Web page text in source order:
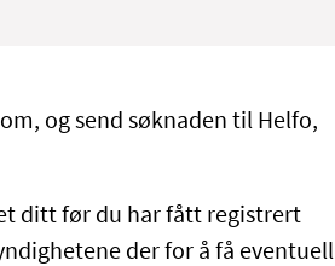
og send søknaden til Helfo,
ditt før du har fått registrert
der for å få eventuell